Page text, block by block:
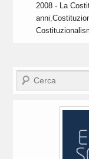
2008 - La
anni ,
Cerca